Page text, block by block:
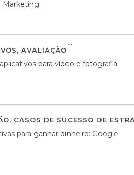
Marketing
, AVALIAÇÃO
para vídeo e fotografia
, CASOS DE SUCESSO DE
para ganhar dinheiro: Google